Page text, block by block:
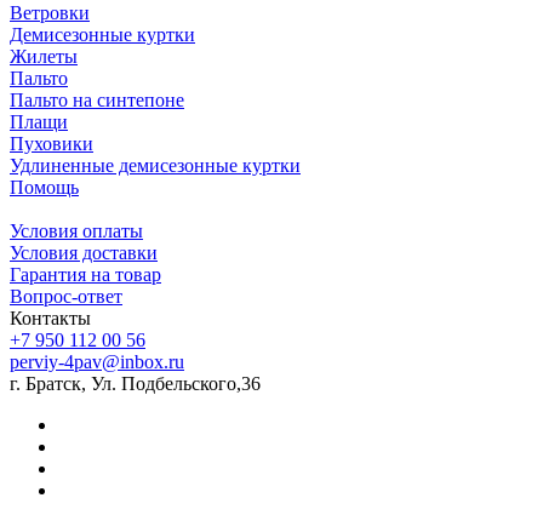
Ветровки
Демисезонные куртки
Жилеты
Пальто
Пальто на синтепоне
Плащи
Пуховики
Удлиненные демисезонные куртки
Помощь
Условия оплаты
Условия доставки
Гарантия на товар
Вопрос-ответ
Контакты
+7 950 112 00 56
perviy-4pav@inbox.ru
г. Братск, Ул. Подбельского,36